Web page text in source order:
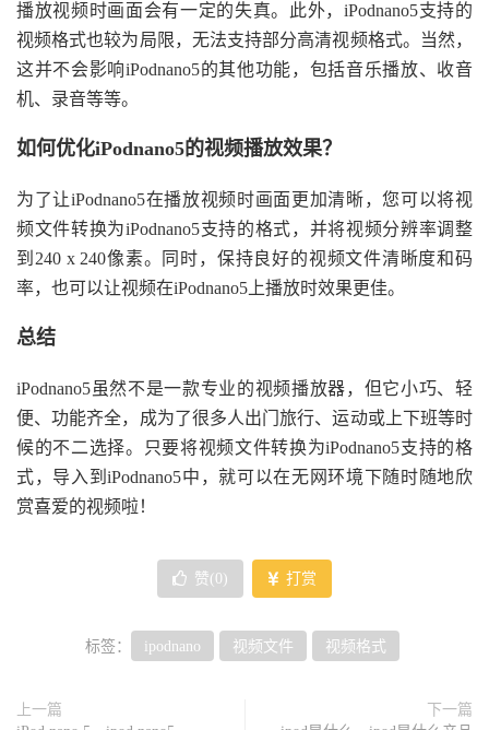
播放视频时画面会有一定的失真。此外，iPodnano5支持的
视频格式也较为局限，无法支持部分高清视频格式。当然，
这并不会影响iPodnano5的其他功能，包括音乐播放、收音
机、录音等等。
如何优化iPodnano5的视频播放效果？
为了让iPodnano5在播放视频时画面更加清晰，您可以将视
频文件转换为iPodnano5支持的格式，并将视频分辨率调整
到240 x 240像素。同时，保持良好的视频文件清晰度和码
率，也可以让视频在iPodnano5上播放时效果更佳。
总结
iPodnano5虽然不是一款专业的视频播放器，但它小巧、轻
便、功能齐全，成为了很多人出门旅行、运动或上下班等时
候的不二选择。只要将视频文件转换为iPodnano5支持的格
式，导入到iPodnano5中，就可以在无网环境下随时随地欣
赏喜爱的视频啦！
赞( 0 ) 打赏
标签： ipodnano 视频文件 视频格式
上一篇
下一篇